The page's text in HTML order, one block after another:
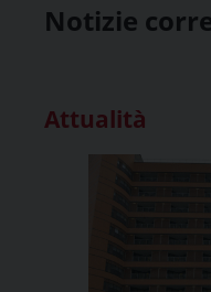
Notizie
Attualità